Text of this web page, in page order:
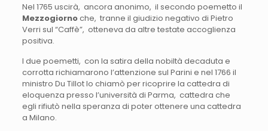
Nel 1765 uscirà, ancora anonimo, il secondo poemetto il
Mezzogiornoche, tranne il giudizio negativo di Pietro
Verri sul “Caffè”, otteneva da altre testate accoglienza
positiva.
I due poemetti, con la satira della nobiltà decaduta e
corrotta richiamarono l’attenzione sul Parini e nel 1766 il
ministro Du Tillot lo chiamò per ricoprire la cattedra di
eloquenza presso l’università di Parma, cattedra che
egli rifiutò nella speranza di poter ottenere una cattedra
a Milano.